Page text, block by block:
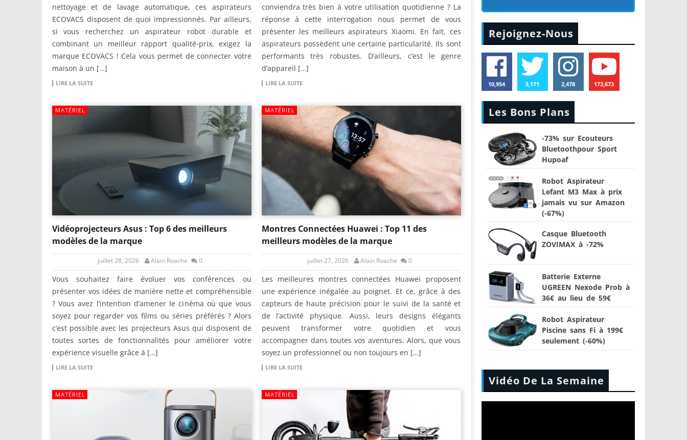
nettoyage et de lavage automatique, ces aspirateurs
ECOVACS disposent de quoi impressionnés. Par ailleurs,
si vous recherchez un aspirateur robot durable et
combinant un meilleur rapport qualité-prix, exigez la
marque ECOVACS ! Cela vous permet de connecter votre
maison à un […]
LIRE LA SUITE
conviendra très bien à votre utilisation quotidienne ? La
réponse à cette interrogation nous permet de vous
présenter les meilleurs aspirateurs Xiaomi. En fait, ces
aspirateurs possèdent une certaine particularité. Ils sont
performants très robustes. D’ailleurs, c’est le genre
d’appareil […]
LIRE LA SUITE
MATÉRIEL
Vidéoprojecteurs Asus : Top 6 des meilleurs
modèles de la marque
juillet 28, 2026 Alain Roache 0
Vous souhaitez faire évoluer vos conférences ou
présenter vos idées de manière nette et compréhensible
? Vous avez l’intention d’amener le cinéma où que vous
soyez pour regarder vos films ou séries préférés ? Alors
c’est possible avec les projecteurs Asus qui disposent de
toutes sortes de fonctionnalités pour améliorer votre
expérience visuelle grâce à […]
LIRE LA SUITE
MATÉRIEL
Montres Connectées Huawei : Top 11 des
meilleurs modèles de la marque
juillet 27, 2026 Alain Roache 0
Les meilleures montres connectées Huawei proposent
une expérience inégalée au poignet. Et ce, grâce à des
capteurs de haute précision pour le suivi de la santé et
de l’activité physique. Aussi, leurs designs élégants
peuvent transformer votre quotidien et vous
accompagner dans toutes vos aventures. Alors, que vous
soyez un professionnel ou non toujours en […]
LIRE LA SUITE
MATÉRIEL MATÉRIEL
Rejoignez-Nous
10,954 5,171 2,478 173,673
Les Bons Plans
-73% sur Ecouteurs
Bluetoothpour Sport
Hupoaf
Robot Aspirateur
Lefant M3 Max à prix
jamais vu sur Amazon
(-67%)
Casque Bluetooth
ZOVIMAX à -72%
Batterie Externe
UGREEN Nexode Prob à
36€ au lieu de 59€
Robot Aspirateur
Piscine sans Fi à 199€
seulement (-60%)
Vidéo De La Semaine